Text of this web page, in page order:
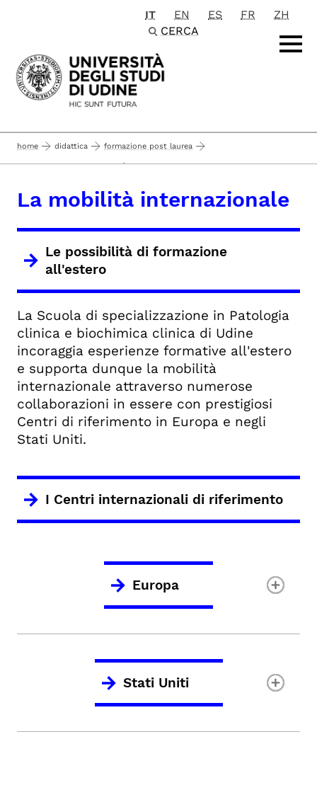
Passa al contenuto principale
IT EN ES FR
ZH
CERCA
home didattica formazione post laurea
scuole di specializzazione ...
patologia clinica e biochimica clinica per laureati di area sanitaria
La mobilità internazionale
Le possibilità di formazione
all'estero
La Scuola di specializzazione in Patologia
clinica e biochimica clinica di Udine
incoraggia esperienze formative all'estero
e supporta dunque la mobilità
internazionale attraverso numerose
collaborazioni in essere con prestigiosi
Centri di riferimento in Europa e negli
Stati Uniti.
I Centri internazionali di riferimento
Europa
Stati Uniti